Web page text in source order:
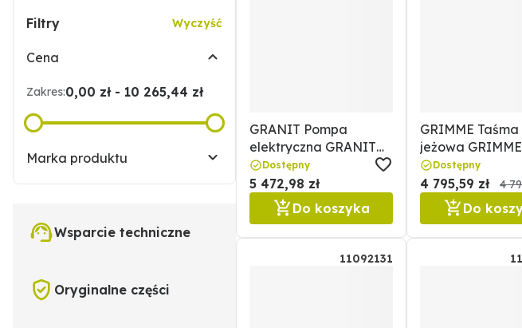
Filtry Wyczyść
Cena
Zakres:0,00 zł - 10 265,44 zł
Marka produktu
Wsparcie techniczne
Oryginalne części
GRANIT Pompa
elektryczna GRANIT
11094514
Dostępny
5 472,98 zł
Do koszyka
GRIMME Taśma
jeżowa GRIMME
29520056687
Dostępny
4 795,59 zł 4
Do
11092131